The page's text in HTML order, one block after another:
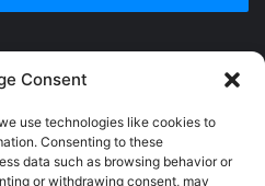
Consent
use technologies like cookies to
Consenting to these
data such as browsing behavior or
or withdrawing consent, may